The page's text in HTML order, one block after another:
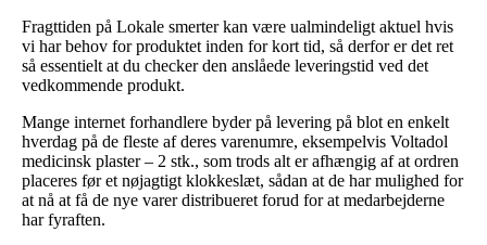
Fragttiden på Lokale smerter kan være ualmindeligt aktuel hvis
vi har behov for produktet inden for kort tid, så derfor er det ret
så essentielt at du checker den anslåede leveringstid ved det
vedkommende produkt.
Mange internet forhandlere byder på levering på blot en enkelt
hverdag på de fleste af deres varenumre, eksempelvis Voltadol
medicinsk plaster – 2 stk., som trods alt er afhængig af at ordren
placeres før et nøjagtigt klokkeslæt, sådan at de har mulighed for
at nå at få de nye varer distribueret forud for at medarbejderne
har fyraften.